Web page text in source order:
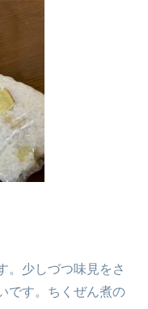
。少しづつ味見をさ
です。ちくぜん煮の